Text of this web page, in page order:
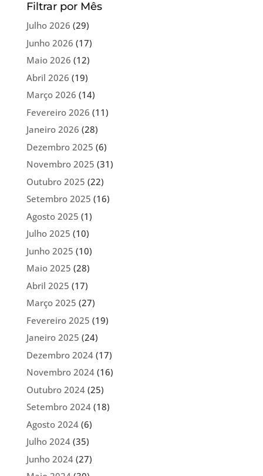
Filtrar por Mês
Julho 2026 (29)
Junho 2026 (17)
Maio 2026 (12)
Abril 2026 (19)
Março 2026 (14)
Fevereiro 2026 (11)
Janeiro 2026 (28)
Dezembro 2025 (6)
Novembro 2025 (31)
Outubro 2025 (22)
Setembro 2025 (16)
Agosto 2025 (1)
Julho 2025 (10)
Junho 2025 (10)
Maio 2025 (28)
Abril 2025 (17)
Março 2025 (27)
Fevereiro 2025 (19)
Janeiro 2025 (24)
Dezembro 2024(17)
Novembro 2024(16)
Outubro 2024(25)
Setembro 2024(18)
Agosto 2024(6)
Julho 2024(35)
Junho 2024(27)